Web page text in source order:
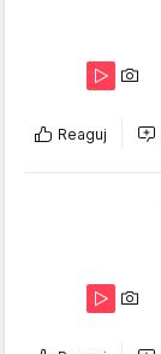
Reaguj